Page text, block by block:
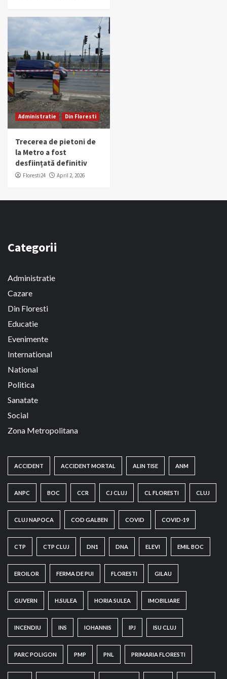
Administratie Din Floresti
Trecerea de pietoni de
la Metro a fost
desființată definitiv
Floresti24 April 2, 2026
Categorii
Administratie
Cazare
Din Floresti
Educatie
Evenimente
International
National
Politica
Sanatate
Social
Zona Metropolitana
ACCIDENT ACCIDENT MORTAL ALIN TISE ANM
ANPC BOC CCR CJ CLUJ CL FLORESTI CLUJ
CLUJ NAPOCA COD GALBEN COVID COVID-19
CTP CTP CLUJ DN1 DNA ELEVI EMIL BOC
EROILOR FERMA DE PUI FLORESTI GILAU
GUVERN H.SULEA HORIA SULEA IMOBILIARE
INCENDIU INS IOHANNIS IPJ ISU CLUJ
PARC POLIGON PMP PNL PRIMARIA FLORESTI